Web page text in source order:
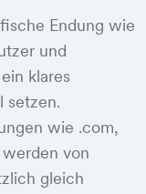
Endung wie
und
klares
setzen.
wie .com,
von
gleich